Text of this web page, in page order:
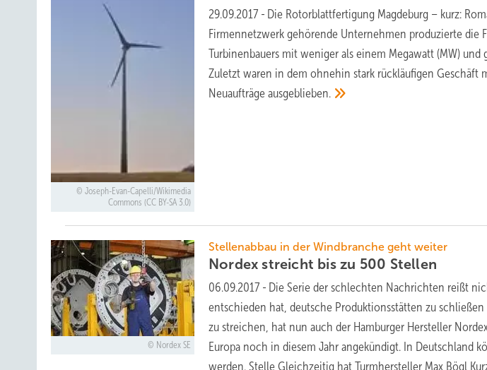
Joseph-Evan-Capelli/Wikimedia
Commons (CC BY-SA 3.0)
29.09.2017 - Die Rotorblattfertigung Magdeburg – kurz:
Firmennetzwerk gehörende Unternehmen produzierte die
Turbinenbauers mit weniger als einem Megawatt (MW) und
Zuletzt waren in dem ohnehin stark rückläufigen Geschäft
Neuaufträgeausgeblieben.
Nordex SE
Stellenabbau in der Windbranche geht weiter
Nordex streicht bis zu 500 Stellen
06.09.2017 - Die Serie der schlechten Nachrichten reißt
entschieden hat, deutsche Produktionsstätten zu
zu streichen, hat nun auch der Hamburger Hersteller
Europa noch in diesem Jahr angekündigt. In Deutschland
werden. Stelle Gleichzeitig hat Turmhersteller Max Bögl